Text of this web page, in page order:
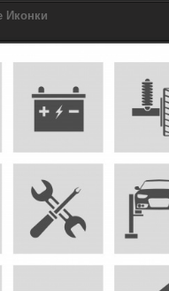
Иконки